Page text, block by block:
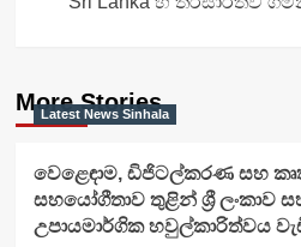
More Stories
Latest News Sinhala
වෙළෙඳාම, ඩිජිටල්කරණ සහ
සහයෝගීතාව තුළින් ශ්‍රී ලංකාව
උපායමාර්ගික හවුල්කාරිත්වය